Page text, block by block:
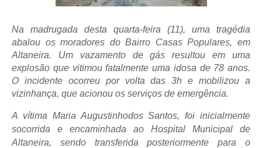
Na madrugada desta quarta-feira (11), uma tragédia
abalou os moradores do Bairro Casas Populares, em
Altaneira. Um vazamento de gás resultou em uma
explosão que vitimou fatalmente uma idosa de 78 anos.
O incidente ocorreu por volta das 3h e mobilizou a
vizinhança, que acionou os serviços de emergência.
A vítima Maria Augustinhodos Santos,foi inicialmente
socorrida e encaminhada ao Hospital Municipal de
Altaneira, sendo transferida posteriormente para o